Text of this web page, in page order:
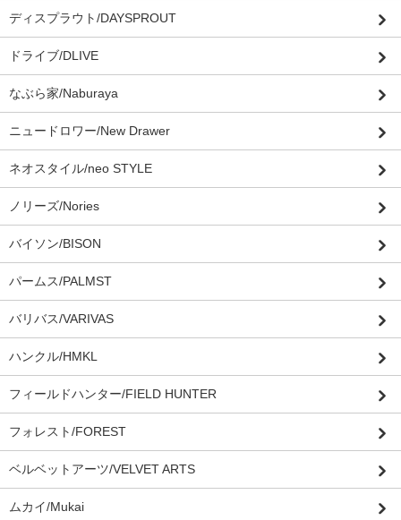
ディスプラウト/DAYSPROUT
ドライブ/DLIVE
なぶら家/Naburaya
ニュードロワー/New Drawer
ネオスタイル/neo STYLE
ノリーズ/Nories
バイソン/BISON
パームス/PALMST
バリバス/VARIVAS
ハンクル/HMKL
フィールドハンター/FIELD HUNTER
フォレスト/FOREST
ベルベットアーツ/VELVET ARTS
ムカイ/Mukai